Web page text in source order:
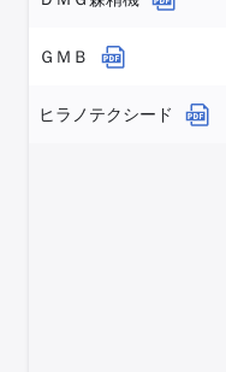
ＧＭＢ
ヒラノテクシード